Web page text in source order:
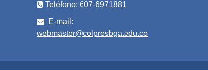
Teléfono: 607-6971881
E-mail:
webmaster@colpresbga.edu.co